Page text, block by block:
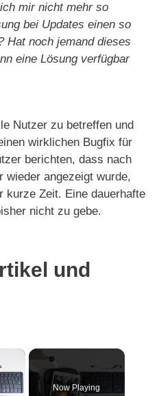
mir nicht mehr so
bei Updates einen so
Hat noch jemand dieses
eine Lösung verfügbar
Nutzer zu betreffen und
wirklichen Bugfix für
berichten, dass nach
wieder angezeigt wurde,
kurze Zeit. Eine dauerhafte
nicht zu gebe.
und
×
Now Playing